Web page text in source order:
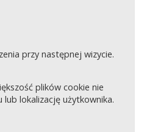
przy następnej wizycie.
plików cookie nie
lokalizację użytkownika.